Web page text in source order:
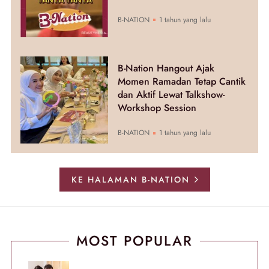
B-NATION 1 tahun yang lalu
B-Nation Hangout Ajak
Momen Ramadan Tetap Cantik
dan Aktif Lewat Talkshow-
Workshop Session
B-NATION 1 tahun yang lalu
KE HALAMAN B-NATION
MOST POPULAR